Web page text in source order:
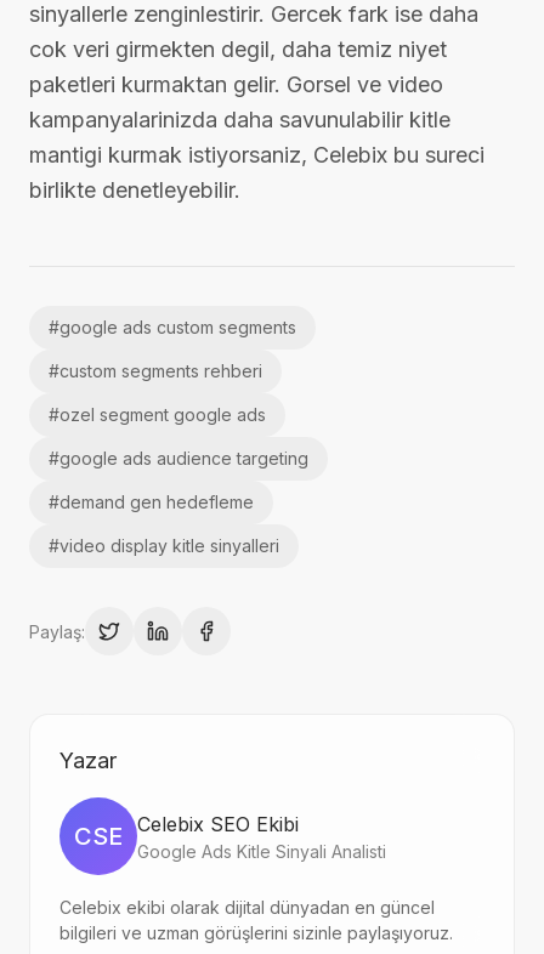
sinyallerle zenginlestirir. Gercek fark ise daha
cok veri girmekten degil, daha temiz niyet
paketleri kurmaktan gelir. Gorsel ve video
kampanyalarinizda daha savunulabilir kitle
mantigi kurmak istiyorsaniz, Celebix bu sureci
birlikte denetleyebilir.
#google ads custom segments
#custom segments rehberi
#ozel segment google ads
#google ads audience targeting
#demand gen hedefleme
#video display kitle sinyalleri
Paylaş:
Yazar
CSE Celebix SEO Ekibi
Google Ads Kitle Sinyali Analisti
Celebix ekibi olarak dijital dünyadan en güncel
bilgileri ve uzman görüşlerini sizinle paylaşıyoruz.